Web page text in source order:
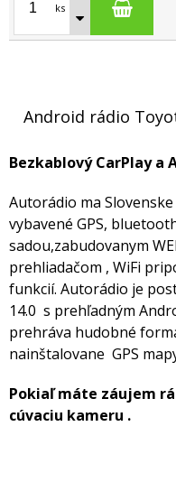
ks
Android rádio
Bezkablový CarPlay a
Autorádio ma
vybavené GPS,
sadou,zabudovanym
prehliadačom , WiFi
funkcií. Autorádio je
14.0 s prehľadným
prehráva hudobné
nainštalovane GPS
Pokiaľ máte záujem
cúvaciu kameru .